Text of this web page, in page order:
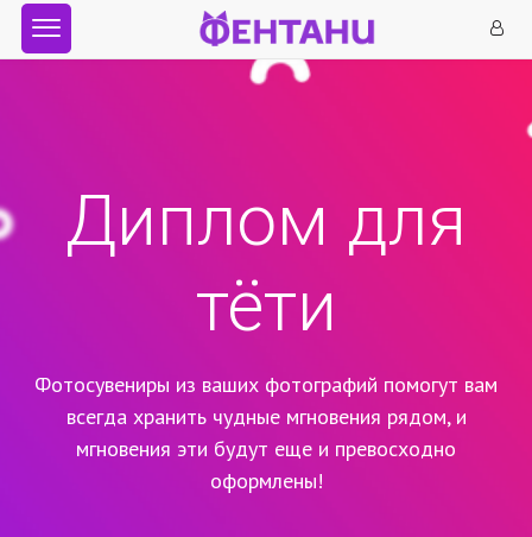
Диплом для
тёти
Фотосувениры из ваших фотографий помогут вам
всегда хранить чудные мгновения рядом, и
мгновения эти будут еще и превосходно
оформлены!